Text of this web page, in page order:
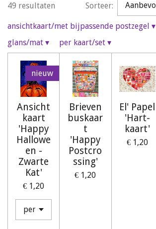
49 resultaten Sorteer:
ansichtkaart/met bijpassende postzegel ▾
glans/mat ▾ per kaart/set ▾
nieuw
Ansicht
kaart
'Happy
Hallowe
en -
Zwarte
Kat'
€ 1,20
Brieven
buskaar
t
'Happy
Postcro
ssing'
€ 1,20
El' Papel
'Hart-
kaart'
€ 1,20